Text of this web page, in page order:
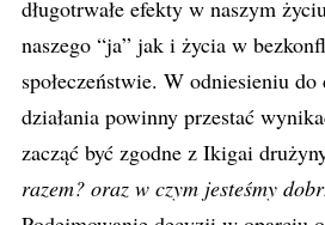
długotrwałe efekty w naszym
naszego “ja” jak i życia w
społeczeństwie. W odniesieniu
działania powinny przestać
zacząć być zgodne z Ikigai
razem? oraz w czym jesteśmy